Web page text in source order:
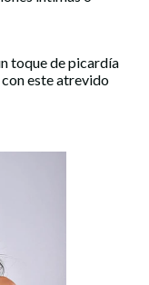
toque de picardía
este atrevido